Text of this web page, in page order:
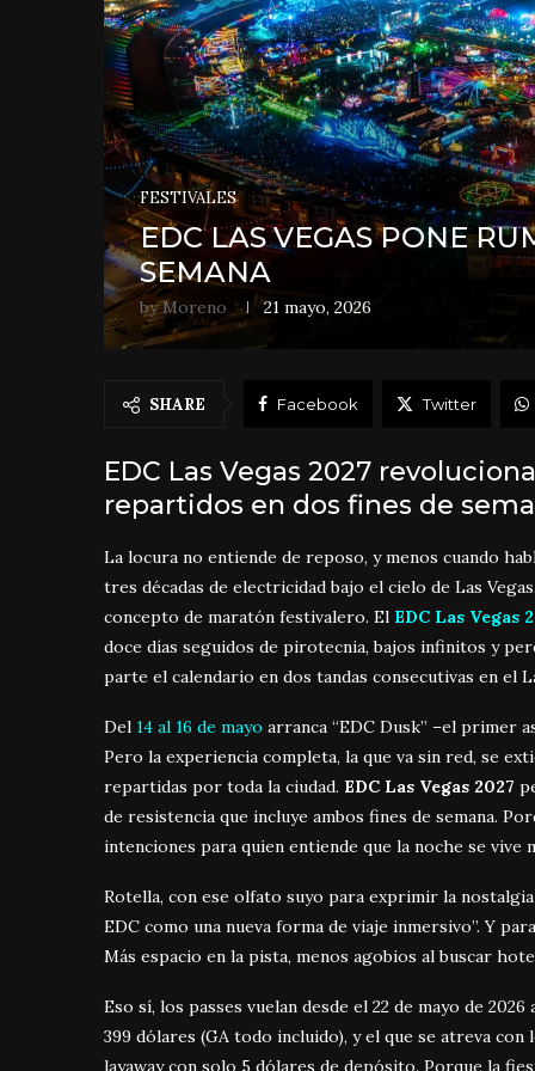
FESTIVALES
EDC LAS VEGAS PONE
SEMANA
byMoreno 21 mayo, 2026
SHARE Facebook Twitter
EDC Las Vegas 2027
repartidos en dos fines de
La locura no entiende de reposo, y menos cuando
tres décadas de electricidad bajo el cielo de Las
concepto de maratón festivalero. El EDC Las Vegas
doce días seguidos de pirotecnia, bajos infinitos y
parte el calendario en dos tandas consecutivas en el
Del 14 al 16 de mayo arranca “EDC Dusk” –el primer
Pero la experiencia completa, la que va sin red, se
repartidas por toda la ciudad. EDC Las Vegas 2027
de resistencia que incluye ambos fines de semana.
intenciones para quien entiende que la noche se vive
Rotella, con ese olfato suyo para exprimir la
EDC como una nueva forma de viaje inmersivo”. Y
Más espacio en la pista, menos agobios al buscar
Eso sí, los passes vuelan desde el 22 de mayo de
399 dólares (GA todo incluido), y el que se atreva
layaway con solo 5 dólares de depósito. Porque la